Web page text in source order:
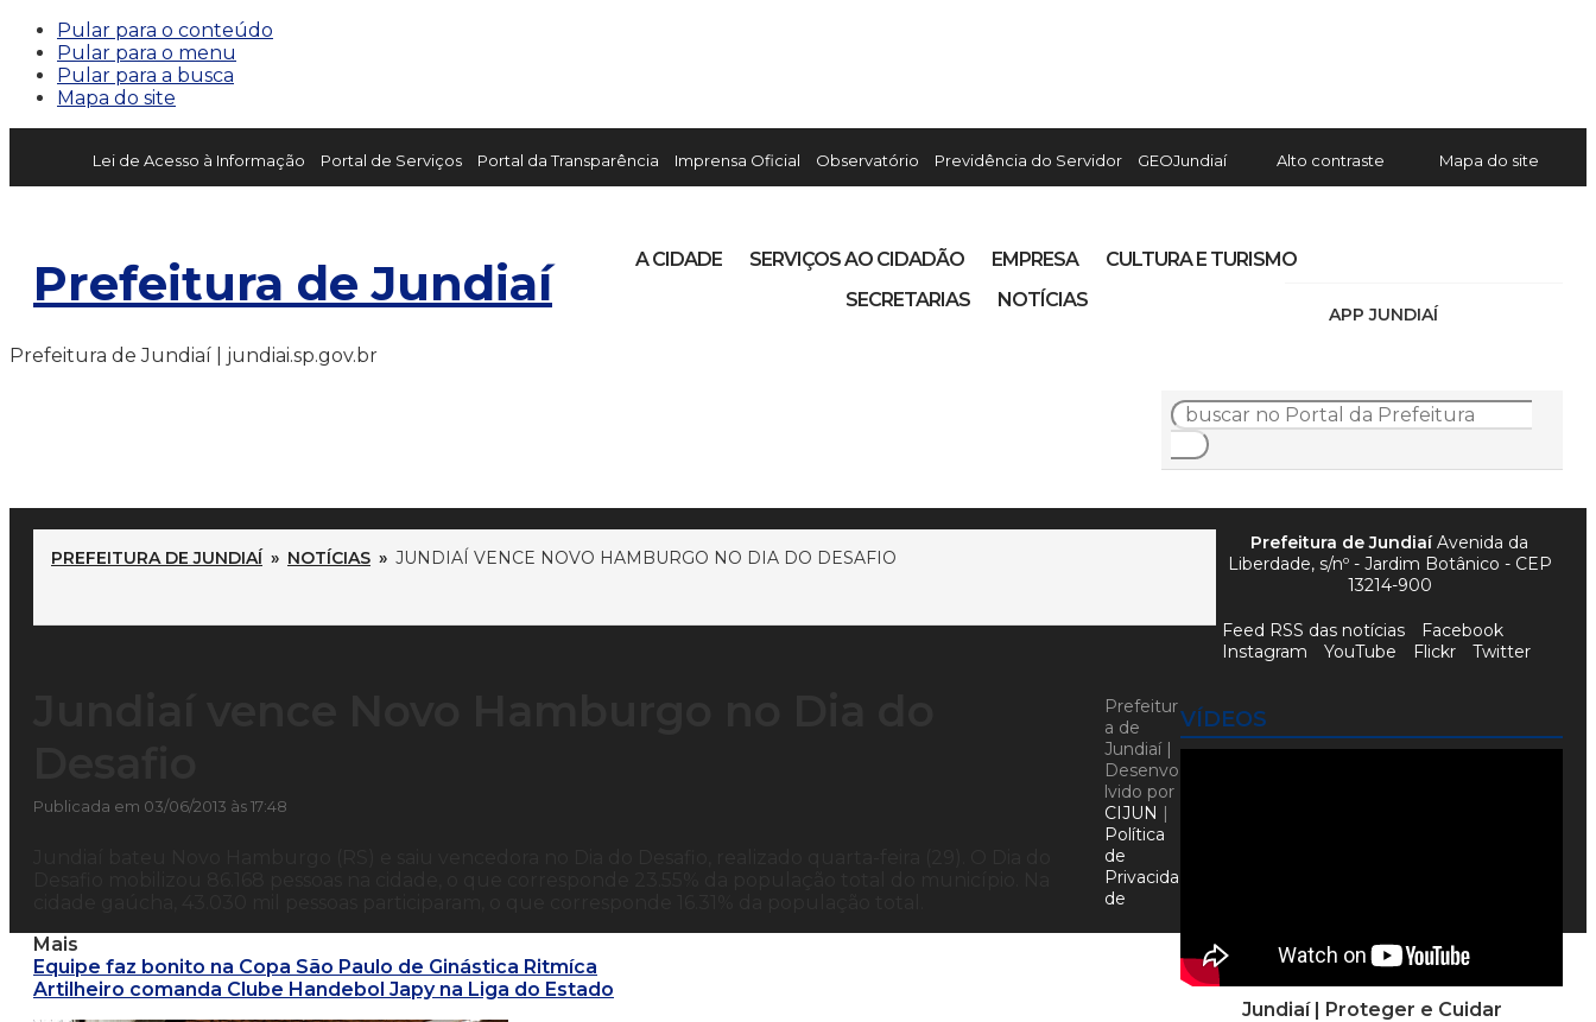
Pular para o conteúdo
Pular para o menu
Pular para a busca
Mapa do site
Lei de Acesso à Informação Portal de Serviços Portal da Transparência Imprensa Oficial Observatório Previdência do Servidor GEOJundiaí Alto contraste Mapa do site
Prefeitura de Jundiaí
APP JUNDIAÍ
A CIDADE SERVIÇOS AO CIDADÃO EMPRESA
CULTURA E TURISMO
SECRETARIAS
NOTÍCIAS
Prefeitura de Jundiaí | jundiai.sp.gov.br
PREFEITURA DE JUNDIAÍ » NOTÍCIAS » JUNDIAÍ VENCE NOVO HAMBURGO NO DIA DO DESAFIO
Publicada em 03/06/2013 às 17:48
Mais
Equipe faz bonito na Copa São Paulo de Ginástica Ritmíca
Artilheiro comanda Clube Handebol Japy na Liga do Estado
VÍDEOS
Jundiaí | Proteger e Cuidar
Prefeitura de JundiaíAvenida da
Liberdade, s/nº - Jardim Botânico - CEP
13214-900
Feed RSS das notícias
Facebook
Instagram
YouTube Flickr Twitter
Prefeitur
a de
Jundiaí |
Desenvo
lvido por
CIJUN |
Política
de
Privacida
de